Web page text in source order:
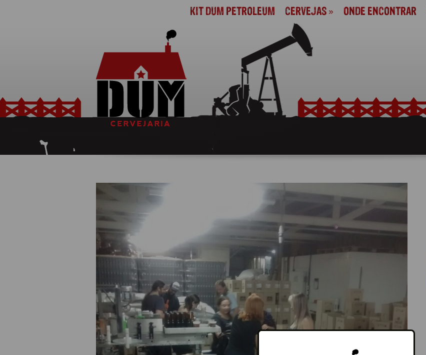
KIT DUM PETROLEUM CERVEJAS » ONDE ENCONTRAR